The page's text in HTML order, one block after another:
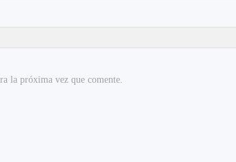
la próxima vez que comente.